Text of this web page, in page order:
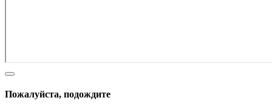
Пожалуйста, подождите